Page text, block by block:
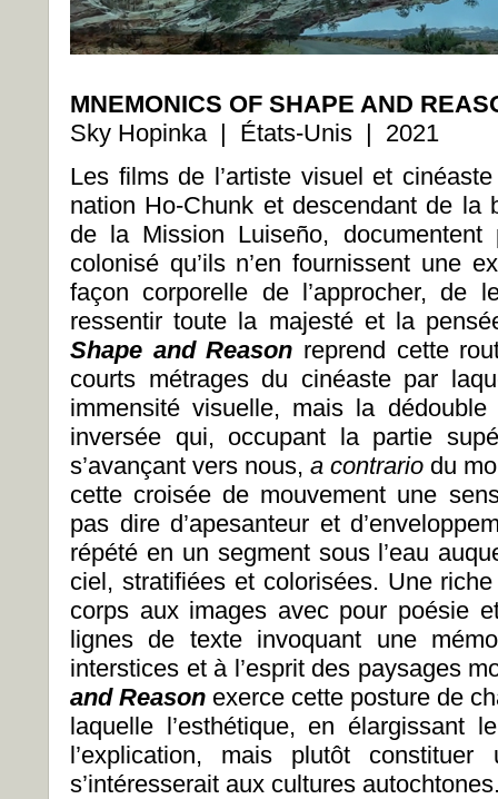
MNEMONICS OF SHAPE AND
Sky Hopinka | États-Unis | 2021
Les films de l’artiste visuel et
nation Ho-Chunk et descendant de la
de la Mission Luiseño, documentent
colonisé qu’ils n’en fournissent une
façon corporelle de l’approcher, de
ressentir toute la majesté et la
Shape and Reason reprend cette
courts métrages du cinéaste par
immensité visuelle, mais la dédouble
inversée qui, occupant la partie
s’avançant vers nous, a contrario du
cette croisée de mouvement une
pas dire d’apesanteur et
répété en un segment sous l’eau
ciel, stratifiées et colorisées. Une
corps aux images avec pour poésie
lignes de texte invoquant une
interstices et à l’esprit des paysages
and Reason exerce cette posture de
laquelle l’esthétique, en élargissant
l’explication, mais plutôt
s’intéresserait aux cultures